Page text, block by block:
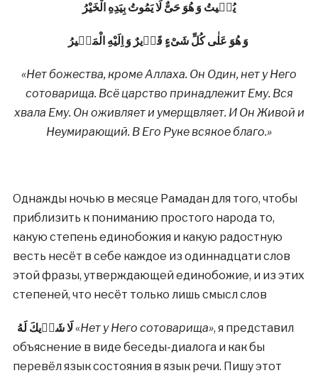
يُمٖيتُ وَ هُوَ حَىٌّ لَا يَمُوتُ بِيَدِهِ الْخَيْرُ
وَ هُوَ عَلٰى كُلِّ شَىْءٍ قَدٖيرٌ وَ اِلَيْهِ الْمَصٖيرُ
«Нет божества, кроме Аллаха. Он Один, нет у Него
сотоварища. Всё царство принадлежит Ему. Вся
хвала Ему. Он оживляет и умерщвляет. И Он Живой и
Неумирающий. В Его Руке всякое благо.»
Однажды ночью в месяце Рамадан для того, чтобы
приблизить к пониманию простого народа то,
какую степень единобожия и какую радостную
весть несёт в себе каждое из одиннадцати слов
этой фразы, утверждающей единобожие, и из этих
степеней, что несёт только лишь смысл слов
لَا شَرٖيكَ لَهُ«Нет у Него сотоварища», я представил
объяснение в виде беседы-диалога и как бы
перевёл язык состояния в язык речи. Пишу этот